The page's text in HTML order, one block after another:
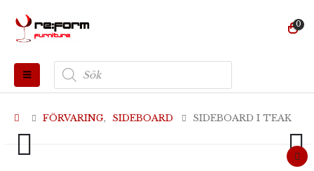
0
Produktsökning
FÖRVARING, SIDEBOARD SIDEBOARD I TEAK